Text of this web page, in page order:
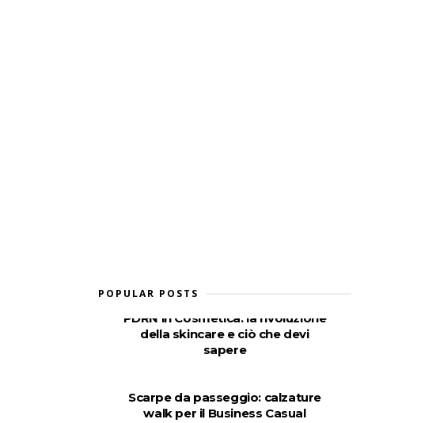
POPULAR POSTS
PDRN in Cosmetica: la rivoluzione
della skincare e ciò che devi
sapere
Scarpe da passeggio: calzature
walk per il Business Casual